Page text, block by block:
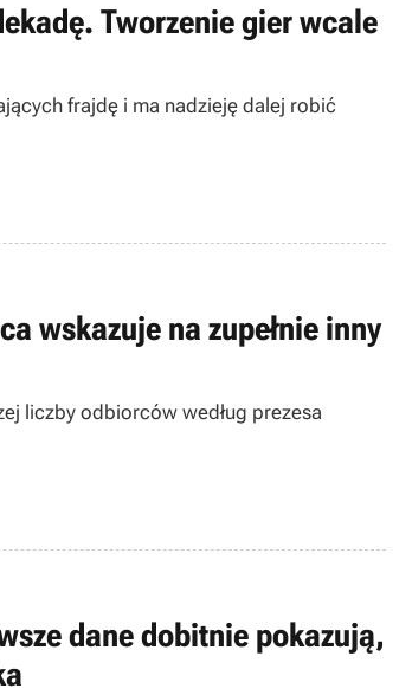
Tworzenie gier wcale
frajdę i ma nadzieję dalej robić
wskazuje na zupełnie inny
liczby odbiorców według prezesa
dane dobitnie pokazują,